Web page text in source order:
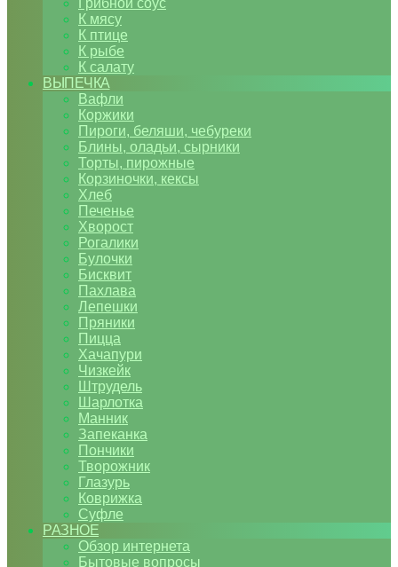
Грибной соус
К мясу
К птице
К рыбе
К салату
ВЫПЕЧКА
Вафли
Коржики
Пироги, беляши, чебуреки
Блины, оладьи, сырники
Торты, пирожные
Корзиночки, кексы
Хлеб
Печенье
Хворост
Рогалики
Булочки
Бисквит
Пахлава
Лепешки
Пряники
Пицца
Хачапури
Чизкейк
Штрудель
Шарлотка
Манник
Запеканка
Пончики
Творожник
Глазурь
Коврижка
Суфле
РАЗНОЕ
Обзор интернета
Бытовые вопросы